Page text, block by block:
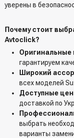
уверены в
Почему стоит
Avtoclick?
Оригинальные
гарантируем
Широкий
всех моделей
Доступные
доставкой по
выбрать
варианты